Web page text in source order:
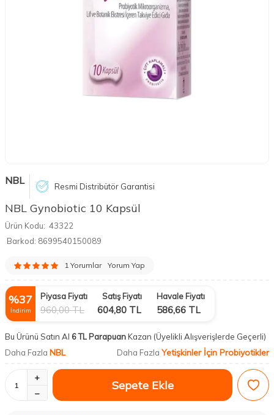
NBL Resmi Distribütör Garantisi
NBL Gynobiotic 10 Kapsül
Ürün Kodu: 43322
Barkod: 8699540150089
1 Yorumlar Yorum Yap
%37
İndirim
Piyasa Fiyatı
960,00TL
Satış Fiyatı
604,80 TL
Havale Fiyatı
586,66 TL
Bu Ürünü Satın Al 6 TL ParapuanKazan (Üyelikli Alışverişlerde Geçerli)
Daha Fazla NBL Daha Fazla Yetişkinler İçin Probiyotikler
Sepete Ekle